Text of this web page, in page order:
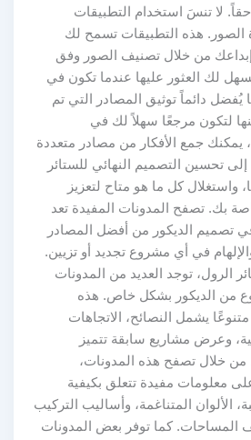
لا تنسَ استخدام التطبيقات
هذه التطبيقات تسمح لك
من خلال تصنيف الصور وفق
لك العثور عليها عندما تكون في
دائماً توثيق المصادر التي تم
مرجعًا سهلاً لك في
جمع الأفكار من مصادر متعددة
تحسين التصميم النهائي للستائر
كل ما هو متاح لتعزيز
بك. تصفح المدونات المفيدة تعد
الديكور من أفضل المصادر
في أي مشروع تجديد أو تزيين.
توجد العديد من المدونات
من الديكور بشكل خاص. هذه
يشمل النصائح، الاتجاهات
وعرض مشاريع سابقة تتميز
خلال تصفح هذه المدونات،
معلومات مفيدة تتعلق بكيفية
الألوان المتناغمة، وأساليب التركيب
كما توفر بعض المدونات